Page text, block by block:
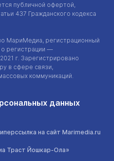
публичной офертой,
437 Гражданского кодекса
МариМедиа, регистрационный
о регистрации —
г. Зарегистрировано
в сфере связи,
коммуникаций.
данных
на сайт Marimedia.ru
Траст Йошкар-Ола»